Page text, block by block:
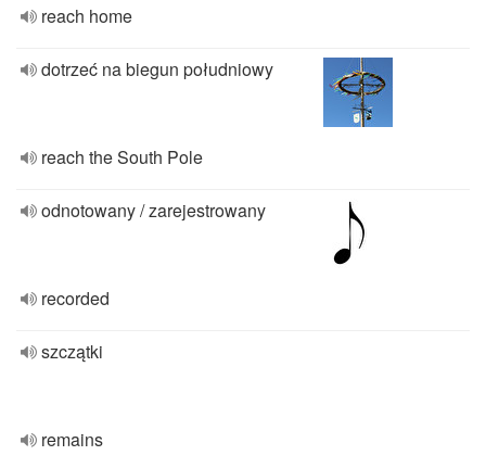
reach home
dotrzeć na biegun południowy
reach the South Pole
odnotowany / zarejestrowany
recorded
szczątki
remains